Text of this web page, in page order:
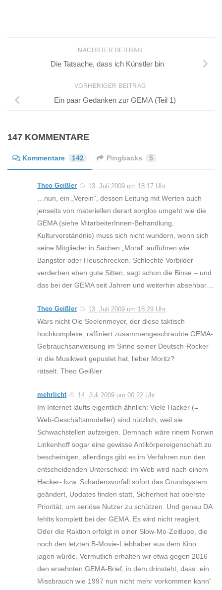
NÄCHSTER BEITRAG
Die Tatsache, dass ich Künstler bin
VORHERIGER BEITRAG
Ein paar Gedanken zur GEMA (Teil 1)
147 KOMMENTARE
Kommentare 142 Pingbacks 5
Theo Geißler 13. Juli 2009 um 18:17 Uhr
…nun, ein „Verein“, dessen Leitung mit Werten auch
jenseits von materiellen derart sorglos umgeht wie die
GEMA (siehe MitarbeiterInnen-Behandlung,
Kulturverständnis) muss sich nicht wundern, wenn sich
seine Mitglieder in Sachen „Moral“ aufführen wie
Bangster oder Heuschrecken. Schlechte Vorbilder
verderben eben gute Sitten, sagt schon die Binse – und
das bei der GEMA seit Jahren und weiterhin absehbar…
Theo Geißler 13. Juli 2009 um 18:29 Uhr
Wars nicht Ole Seelenmeyer, der diese taktisch
hochkomplexe, raffiniert zusammengeschraubte GEMA-
Gebrauchsanweisung im Sinne seiner Deutsch-Rocker
in die Musikwelt gepustet hat, lieber Moritz?
rätselt: Theo Geißler
mehrlicht 14. Juli 2009 um 00:22 Uhr
Im Internet läufts eigentlich ähnlich: Viele Hacker (=
Web-Geschäftsmodeller) sind nützlich, weil sie
Schwachstellen aufzeigen. Demnach wäre rinem Norwin
Linkenhoff sogar eine gewisse Antikörpereigenschaft zu
bescheinigen, allerdings gibt es im Verfahren nun den
entscheidenden Unterschied: im Web wird nach einem
Hacker- bzw. Schadensvorfall sofort das Grundsystem
geändert, Updates finden statt, Sicherheit hat oberste
Priorität, um seriöse Nutzer zu schützen. Und genau DA
fehlts komplett bei der GEMA. Es wird nicht reagiert.
Oder die Raktion erfolgt in einer Slow-Mo-Zeitlupe, die
noch den letzten B-Movie-Liebhaber aus dem Kino
jagen würde. Vermutlich erhalten wir etwa gegen 2016
den ersehnten GEMA-Brief, in dem drinsteht, dass „ein
Missbrauch wie 1997 nun nicht mehr vorkommen kann“